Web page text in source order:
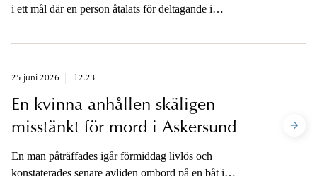
i ett mål där en person åtalats för deltagande i
personen kopplad till en våldsbejakande
25 juni 2026 12.23
En kvinna anhållen skäligen
misstänkt för mord i Askersund
En man påträffades igår förmiddag livlös och
konstaterades senare avliden ombord på en båt i